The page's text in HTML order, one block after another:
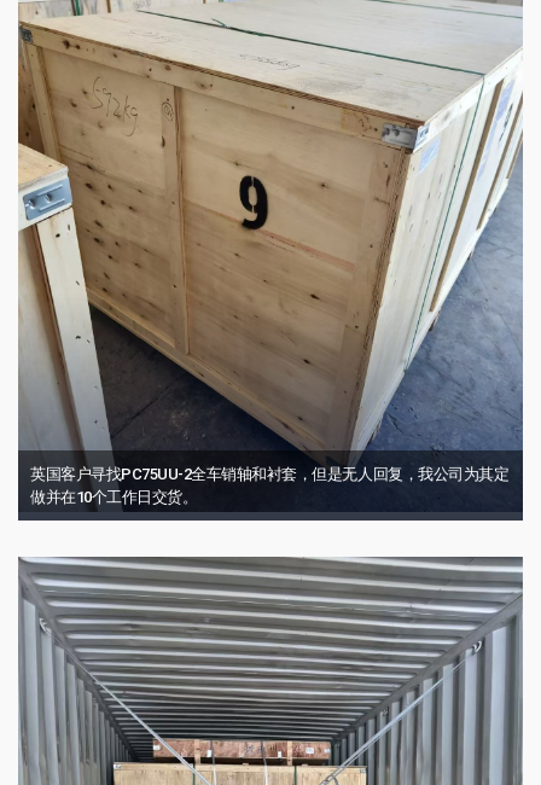
英国客户寻找PC75UU-2全车销轴和衬套，但是无人回复，我公司为其定
做并在10个工作日交货。